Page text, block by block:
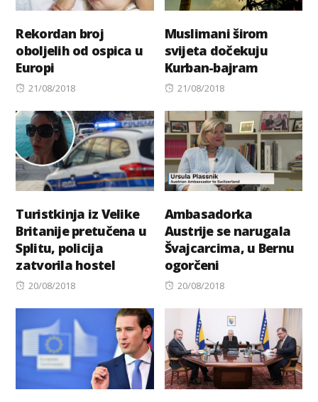
Rekordan broj
oboljelih od ospica u
Europi
Posted
21/08/2018
Muslimani širom
svijeta dočekuju
Kurban-bajram
Posted
21/08/2018
Turistkinja iz Velike
Britanije pretučena u
Splitu, policija
zatvorila hostel
Posted
20/08/2018
Ambasadorka
Austrije se narugala
Švajcarcima, u Bernu
ogorčeni
Posted
20/08/2018